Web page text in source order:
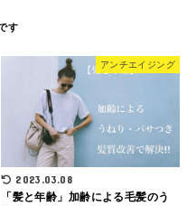
アンチエイジング
2023.03.08
「髪と年齢」加齢による毛髪のう